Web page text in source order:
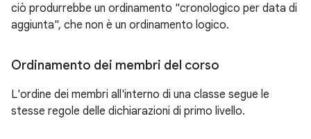
ciò produrrebbe un ordinamento "cronologico per data di
aggiunta", che non è un ordinamento logico.
Ordinamento dei membri del corso
L'ordine dei membri all'interno di una classe segue le
stesse regole delle dichiarazioni di primo livello.